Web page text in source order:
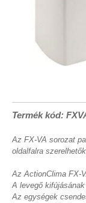
Termék kód:
Az FX-VA sorozat
oldalfalra
Az ActionClima FX-
A levegő
Az egységek